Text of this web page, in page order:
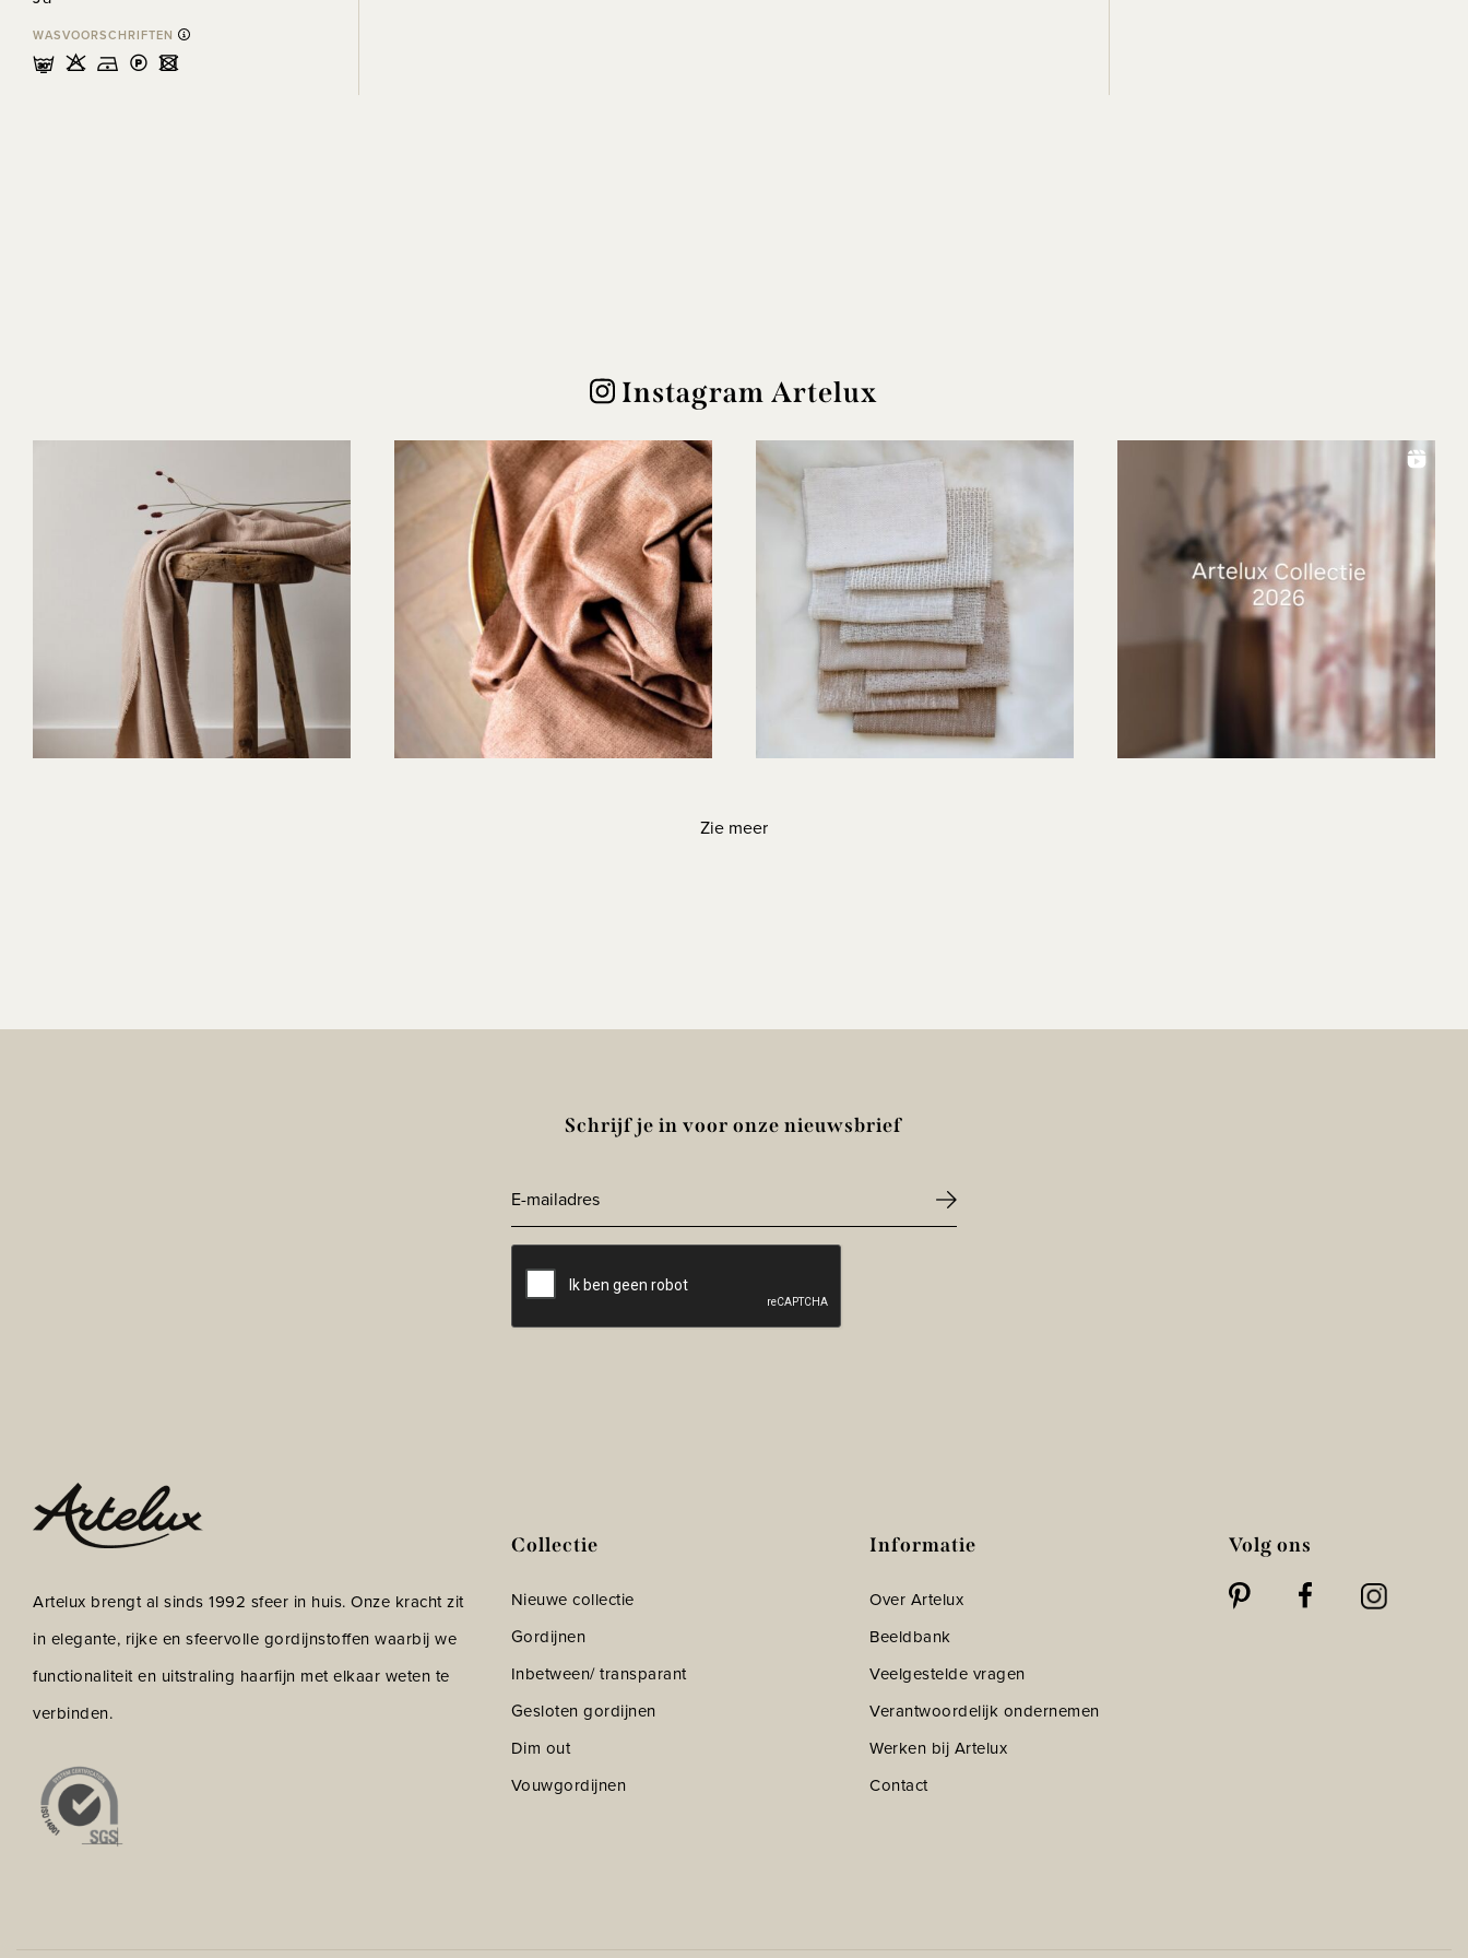
WASVOORSCHRIFTEN
mHDLU
Instagram Artelux
Zie meer
Schrijf je in voor onze nieuwsbrief
mailadres
Artelux brengt al sinds 1992 sfeer in huis. Onze kracht zit
in elegante, rijke en sfeervolle gordijnstoffen waarbij we
functionaliteit en uitstraling haarfijn met elkaar weten te
verbinden.
Collectie
Nieuwe collectie
Gordijnen
Inbetween/ transparant
Gesloten gordijnen
Dim out
Vouwgordijnen
Informatie
Over Artelux
Beeldbank
Veelgestelde vragen
Verantwoordelijk ondernemen
Werken bij Artelux
Contact
Volg ons